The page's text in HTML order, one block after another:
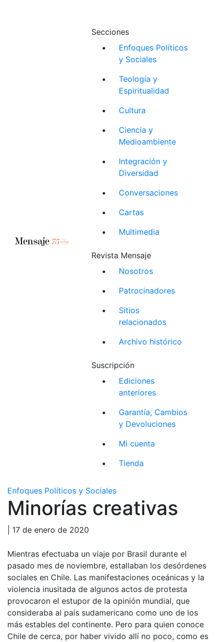
Secciones
Enfoques Políticos
y Sociales
Teología y
Espiritualidad
Cultura
Ciencia y
Medioambiente
Integración y
Diversidad
Conversaciones
Cartas
Multimedia
Revista Mensaje
Nosotros
Patrocinadores
Sitios
relacionados
Archivo histórico
Suscripción
Ediciones
anteriores
Garantía, Cambios
y Devoluciones
Mi cuenta
Tienda
Enfoques Políticos y Sociales
Minorías creativas
| 17 de enero de 2020
Mientras efectuaba un viaje por Brasil durante el
pasado mes de noviembre, estallaban los desórdenes
sociales en Chile. Las manifestaciones oceánicas y la
violencia inusitada de algunos actos de protesta
provocaron el estupor de la opinión mundial, que
consideraba al país sudamericano como uno de los
más estables del continente. Pero para quien conoce
Chile de cerca, por haber vivido allí no poco, como es